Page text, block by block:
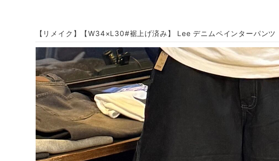
【リメイク】【W34×L30#裾上げ済み】 Lee デニムペインターパン